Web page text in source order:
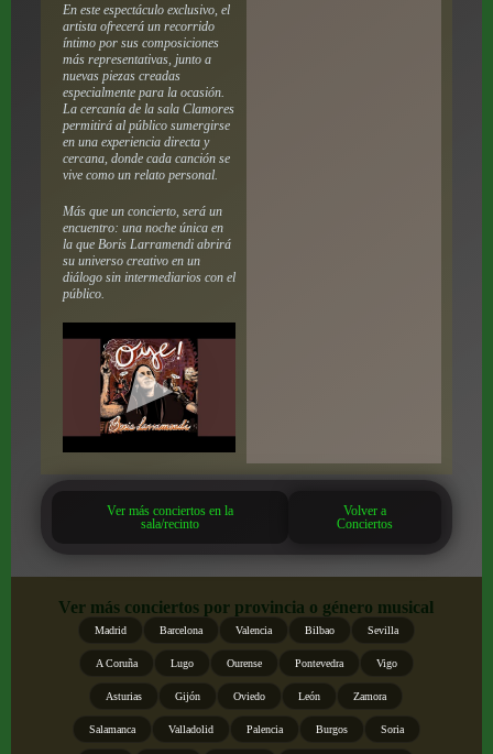
En este espectáculo exclusivo, el
artista ofrecerá un recorrido
íntimo por sus composiciones
más representativas, junto a
nuevas piezas creadas
especialmente para la ocasión.
La cercanía de la sala Clamores
permitirá al público sumergirse
en una experiencia directa y
cercana, donde cada canción se
vive como un relato personal.
Más que un concierto, será un
encuentro: una noche única en
la que Boris Larramendi abrirá
su universo creativo en un
diálogo sin intermediarios con el
público.
Ver más conciertos en la
sala/recinto
Volver a
Conciertos
Ver más conciertos por provincia o género musical
Madrid Barcelona Valencia Bilbao Sevilla
A Coruña Lugo Ourense Pontevedra Vigo
Asturias Gijón Oviedo León Zamora
Salamanca Valladolid Palencia Burgos Soria